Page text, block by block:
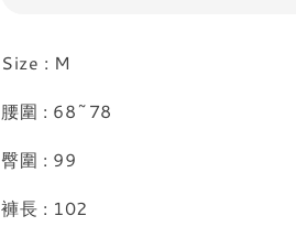
Size : M
腰圍 : 68~78
臀圍 : 99
褲長 : 102